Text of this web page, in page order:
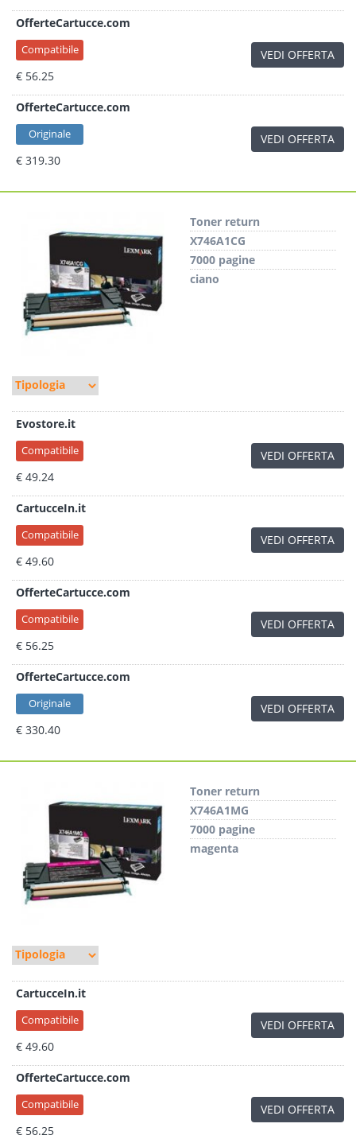
OfferteCartucce.com
Compatibile
€ 56.25
VEDI OFFERTA
OfferteCartucce.com
Originale
€ 319.30
VEDI OFFERTA
Toner return
X746A1CG
7000 pagine
ciano
Evostore.it
Compatibile
€ 49.24
VEDI OFFERTA
CartucceIn.it
Compatibile
€ 49.60
VEDI OFFERTA
OfferteCartucce.com
Compatibile
€ 56.25
VEDI OFFERTA
OfferteCartucce.com
Originale
€ 330.40
VEDI OFFERTA
Toner return
X746A1MG
7000 pagine
magenta
CartucceIn.it
Compatibile
€ 49.60
VEDI OFFERTA
OfferteCartucce.com
Compatibile
€ 56.25
VEDI OFFERTA